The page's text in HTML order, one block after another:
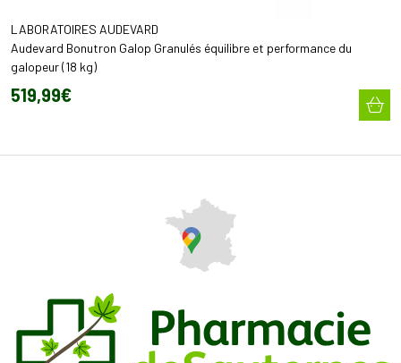
LABORATOIRES AUDEVARD
Audevard Bonutron Galop Granulés équilibre et performance du
galopeur (18 kg)
519,99€